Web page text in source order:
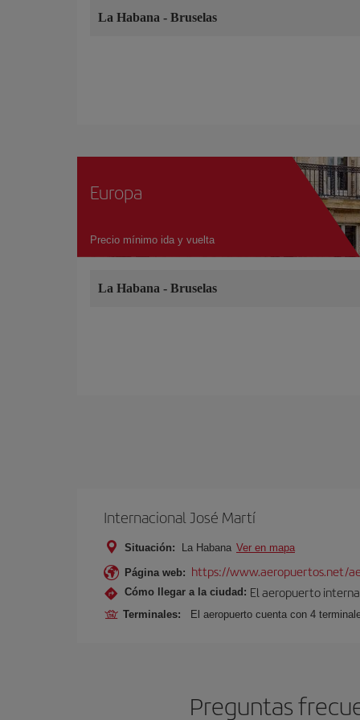
La Habana - Bruselas
Europa
Precio mínimo ida y vuelta
La Habana - Bruselas
Internacional José Martí
Situación: La Habana Ver en mapa
Página web: https://www.aeropuertos.net/
Cómo llegar a la ciudad: El aeropuerto
Terminales: El aeropuerto cuenta con 4
Preguntas